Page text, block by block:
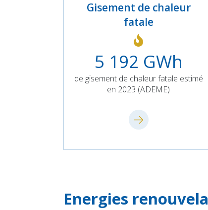
Gisement de chaleur
fatale
5 192 GWh
de gisement de chaleur fatale estimé
en 2023 (ADEME)
Energies